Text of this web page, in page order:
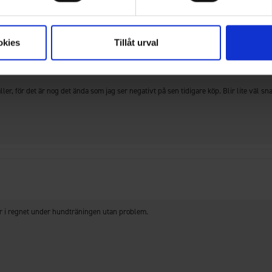
Tillåt urval
för det är nog det ända som jag ser negativt på sen tidigare köp. Blir lite väl
i regnet under hundträningen utan problem.